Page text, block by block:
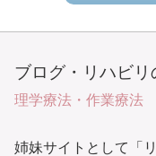
ブログ・リハビリ
理学療法・作業療法
姉妹サイトとして「